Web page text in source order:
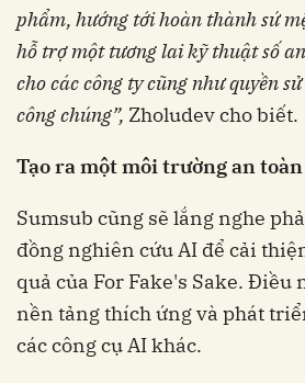
phẩm, hướng tới hoàn thành sứ
hỗ trợ một tương lai kỹ thuật số
cho các công ty cũng như quyền
công chúng”, Zholudev cho biết.
Tạo ra một môi trường an
Sumsub cũng sẽ lắng nghe
đồng nghiên cứu AI để cải
quả của For Fake's Sake. Điều
nền tảng thích ứng và phát
các công cụ AI khác.